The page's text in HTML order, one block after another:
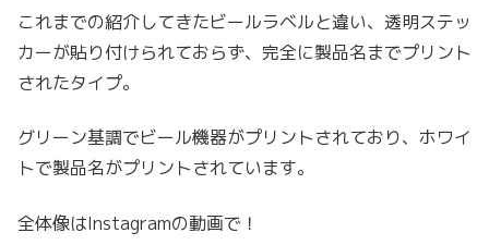
これまでの紹介してきたビールラベルと違い、透明ステッ
カーが貼り付けられておらず、完全に製品名までプリント
されたタイプ。
グリーン基調でビール機器がプリントされており、ホワイ
トで製品名がプリントされています。
全体像はInstagramの動画で！